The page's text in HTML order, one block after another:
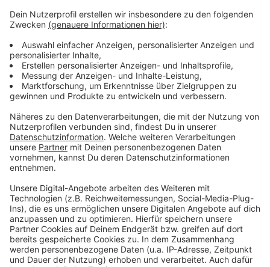
Weitere Infos und Links zum Thema:
Anzeige
Die Homepage der Rollnacht
Am 2. Mai war die Rollnacht ausgefallen
Unsere Ausgehtipps
Anzeige
Anzeige